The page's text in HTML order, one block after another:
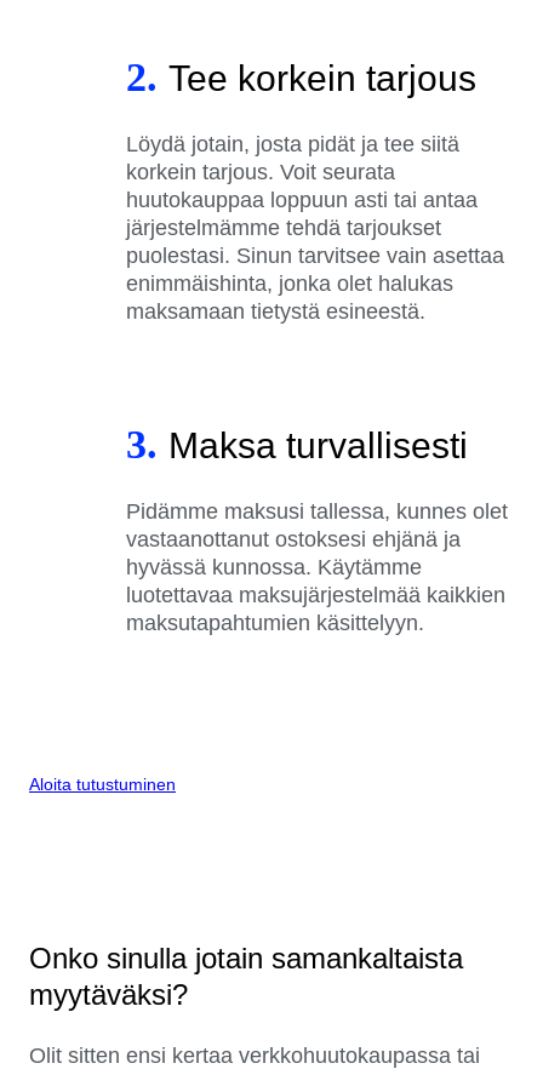
2. Tee korkein tarjous
Löydä jotain, josta pidät ja tee siitä
korkein tarjous. Voit seurata
huutokauppaa loppuun asti tai antaa
järjestelmämme tehdä tarjoukset
puolestasi. Sinun tarvitsee vain asettaa
enimmäishinta, jonka olet halukas
maksamaan tietystä esineestä.
3. Maksa turvallisesti
Pidämme maksusi tallessa, kunnes olet
vastaanottanut ostoksesi ehjänä ja
hyvässä kunnossa. Käytämme
luotettavaa maksujärjestelmää kaikkien
maksutapahtumien käsittelyyn.
Aloita tutustuminen
Onko sinulla jotain samankaltaista
myytäväksi?
Olit sitten ensi kertaa verkkohuutokaupassa tai